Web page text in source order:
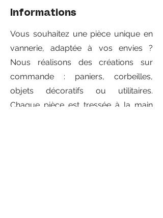
Informations
Vous souhaitez une pièce unique en
vannerie, adaptée à vos envies ?
Nous réalisons des créations sur
commande : paniers, corbeilles,
objets décoratifs ou utilitaires.
Chaque pièce est tressée à la main